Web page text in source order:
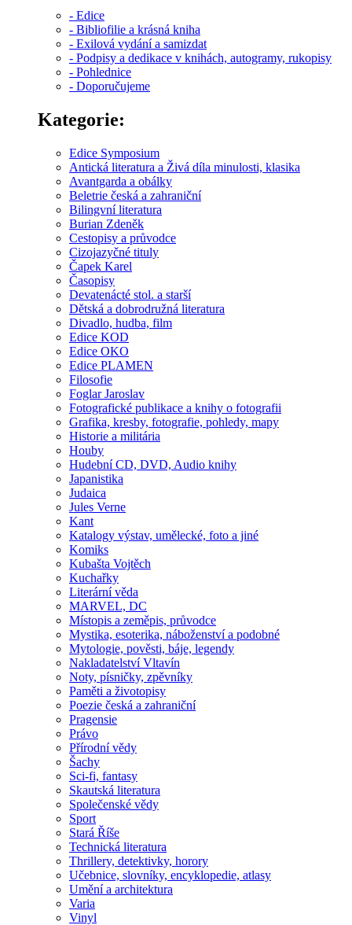
- Edice
- Bibliofilie a krásná kniha
- Exilová vydání a samizdat
- Podpisy a dedikace v knihách, autogramy, rukopisy
- Pohlednice
- Doporučujeme
Kategorie:
Edice Symposium
Antická literatura a Živá díla minulosti, klasika
Avantgarda a obálky
Beletrie česká a zahraniční
Bilingvní literatura
Burian Zdeněk
Cestopisy a průvodce
Cizojazyčné tituly
Čapek Karel
Časopisy
Devatenácté stol. a starší
Dětská a dobrodružná literatura
Divadlo, hudba, film
Edice KOD
Edice OKO
Edice PLAMEN
Filosofie
Foglar Jaroslav
Fotografické publikace a knihy o fotografii
Grafika, kresby, fotografie, pohledy, mapy
Historie a militária
Houby
Hudební CD, DVD, Audio knihy
Japanistika
Judaica
Jules Verne
Kant
Katalogy výstav, umělecké, foto a jiné
Komiks
Kubašta Vojtěch
Kuchařky
Literární věda
MARVEL, DC
Místopis a zeměpis, průvodce
Mystika, esoterika, náboženství a podobné
Mytologie, pověsti, báje, legendy
Nakladatelství Vltavín
Noty, písničky, zpěvníky
Paměti a životopisy
Poezie česká a zahraniční
Pragensie
Právo
Přírodní vědy
Šachy
Sci-fi, fantasy
Skautská literatura
Společenské vědy
Sport
Stará Říše
Technická literatura
Thrillery, detektivky, horory
Učebnice, slovníky, encyklopedie, atlasy
Umění a architektura
Varia
Vinyl